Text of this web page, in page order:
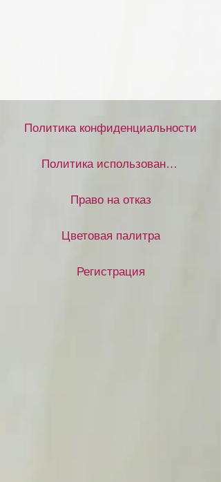
Политика конфиденциальности
Политика использования файлов cookie
Право на отказ
Цветовая палитра
Регистрация